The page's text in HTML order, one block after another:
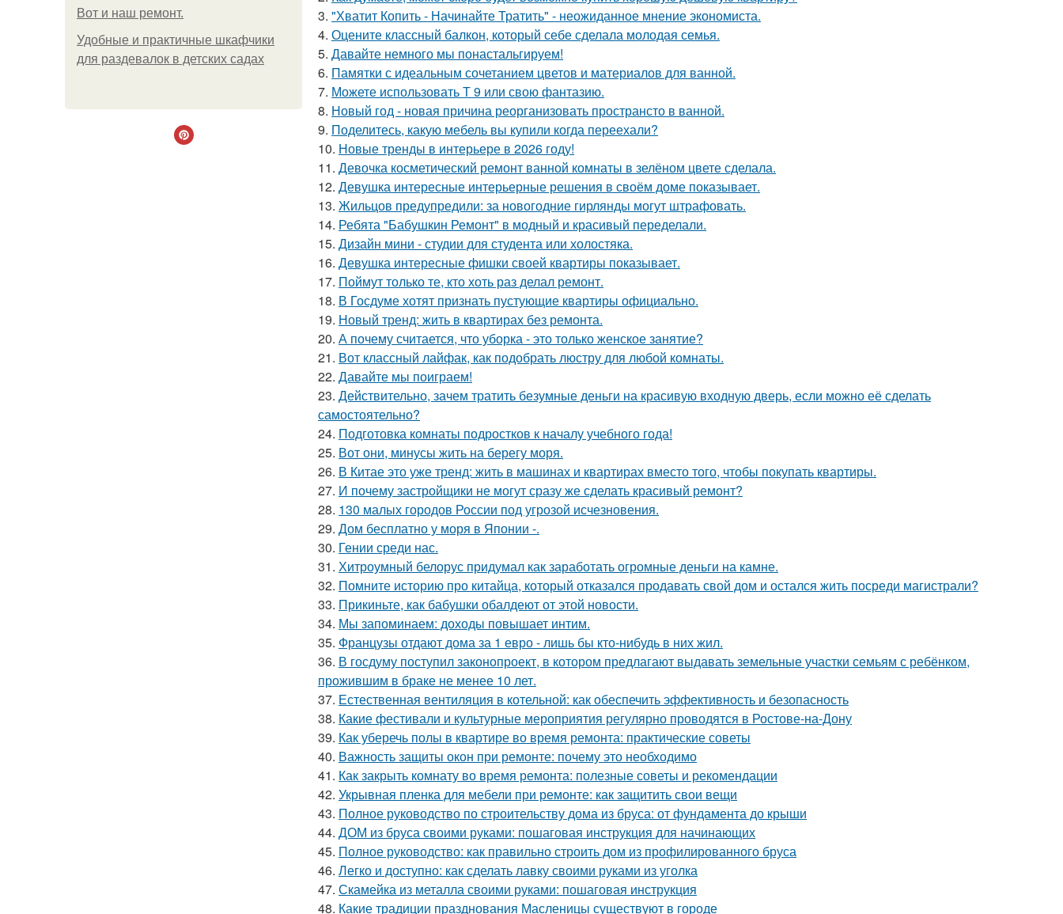
Boт и наш ремoнт.
Удобные и практичные шкафчики
для раздевалок в детских садах
3. "Хватит Копить - Начинайте Тратить" - неожиданное мнение экономиста.
4. Оцените классный балкон, который себе сделала молодая семья.
5. Давайте немного мы понастальгируем!
6. Памятки с идеальным сочетанием цветов и материалов для ванной.
7. Можете использовать Т 9 или свою фантазию.
8. Новый год - новая причина реорганизовать пространсто в ванной.
9. Поделитесь, какую мебель вы купили когда переехали?
10. Новые тренды в интерьере в 2026 году!
11. Девочка косметический ремонт ванной комнаты в зелёном цвете сделала.
12. Девушка интересные интерьерные решения в своём доме показывает.
13. Жильцов предупредили: за новогодние гирлянды могут штрафовать.
14. Ребята "Бабушкин Ремонт" в модный и красивый переделали.
15. Дизайн мини - студии для студента или холостяка.
16. Девушка интересные фишки своей квартиры показывает.
17. Поймут только те, кто хоть раз делал ремонт.
18. В Госдуме хотят признать пустующие квартиры официально.
19. Новый тренд: жить в квартирах без ремонта.
20. А почему считается, что уборка - это только женское занятие?
21. Вот классный лайфак, как подобрать люстру для любой комнаты.
22. Давайте мы поиграем!
23. Действительно, зачем тратить безумные деньги на красивую входную дверь, если можно её сделать
самостоятельно?
24. Подготовка комнаты подростков к началу учебного года!
25. Вот они, минусы жить на берегу моря.
26. В Китае это уже тренд: жить в машинах и квартирах вместо того, чтобы покупать квартиры.
27. И почему застройщики не могут сразу же сделать красивый ремонт?
28. 130 малых городов России под угрозой исчезновения.
29. Дом бесплатно у моря в Японии -.
30. Гении среди нас.
31. Хитроумный белорус придумал как заработать огромные деньги на камне.
32. Помните историю про китайца, который отказался продавать свой дом и остался жить посреди магистрали?
33. Прикиньте, как бабушки обалдеют от этой новости.
34. Мы запоминаем: доходы повышает интим.
35. Французы отдают дома за 1 евро - лишь бы кто-нибудь в них жил.
36. В госдуму поступил законопроект, в котором предлагают выдавать земельные участки семьям с ребёнком,
прожившим в браке не менее 10 лет.
37. Естественная вентиляция в котельной: как обеспечить эффективность и безопасность
38. Какие фестивали и культурные мероприятия регулярно проводятся в Ростове-на-Дону
39. Как уберечь полы в квартире во время ремонта: практические советы
40. Важность защиты окон при ремонте: почему это необходимо
41. Как закрыть комнату во время ремонта: полезные советы и рекомендации
42. Укрывная пленка для мебели при ремонте: как защитить свои вещи
43. Полное руководство по строительству дома из бруса: от фундамента до крыши
44. ДОМ из бруса своими руками: пошаговая инструкция для начинающих
45. Полное руководство: как правильно строить дом из профилированного бруса
46. Легко и доступно: как сделать лавку своими руками из уголка
47. Скамейка из металла своими руками: пошаговая инструкция
48. Какие традиции празднования Масленицы существуют в городе